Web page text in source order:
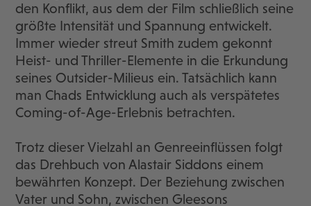
den Konflikt, aus dem der Film schließlich seine
größte Intensität und Spannung entwickelt.
Immer wieder streut Smith zudem gekonnt
Heist- und Thriller-Elemente in die Erkundung
seines Outsider-Milieus ein. Tatsächlich kann
man Chads Entwicklung auch als verspätetes
Coming-of-Age-Erlebnis betrachten.
Trotz dieser Vielzahl an Genreeinflüssen folgt
das Drehbuch von Alastair Siddons einem
bewährten Konzept. Der Beziehung zwischen
Vater und Sohn, zwischen Gleesons